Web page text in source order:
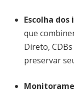
Escolha
que
Direto,
preservar